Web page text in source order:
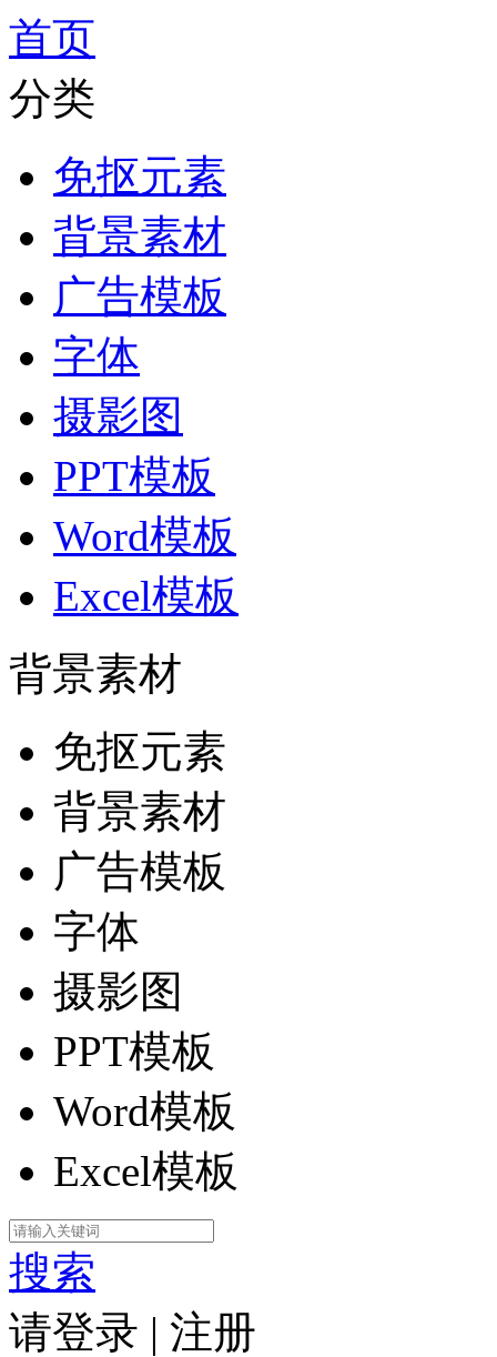
首页
分类
免抠元素
背景素材
广告模板
字体
摄影图
PPT模板
Word模板
Excel模板
背景素材
免抠元素
背景素材
广告模板
字体
摄影图
PPT模板
Word模板
Excel模板
搜索
请登录 | 注册